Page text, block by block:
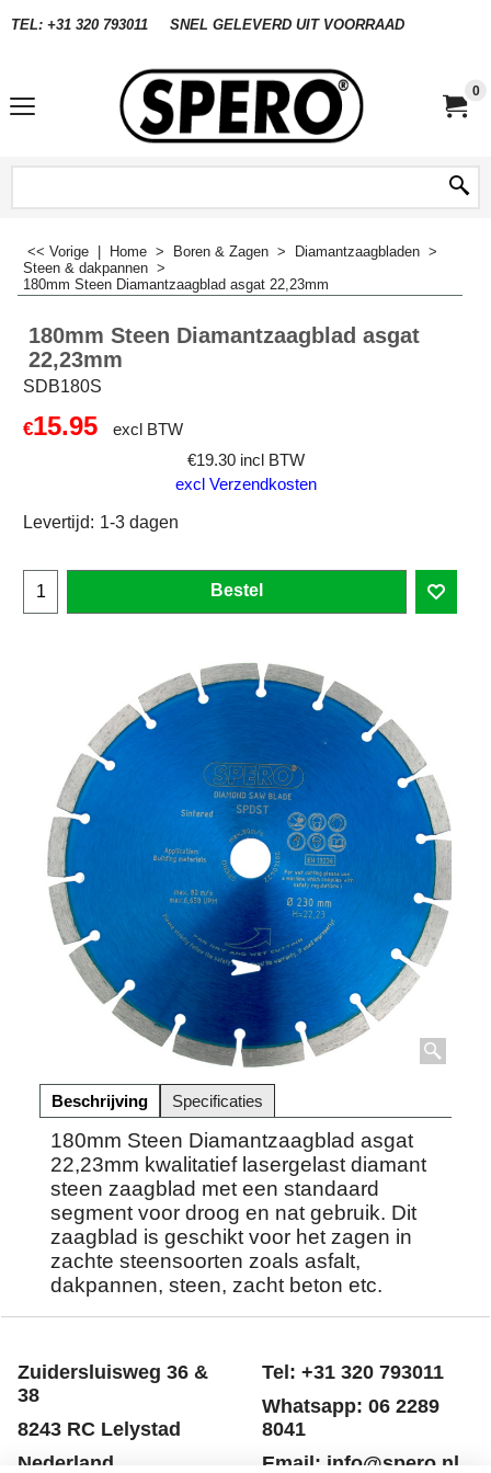
TEL: +31 320 793011 SNEL GELEVERD UIT VOORRAAD
0
<< Vorige Home > Boren & Zagen > Diamantzaagbladen >
Steen & dakpannen >
180mm Steen Diamantzaagblad asgat 22,23mm
180mm Steen Diamantzaagblad asgat
22,23mm
SDB180S
€15.95
excl BTW
€19.30 incl BTW
excl Verzendkosten
Levertijd: 1-3 dagen
Bestel
Beschrijving Specificaties
180mm Steen Diamantzaagblad asgat
22,23mm kwalitatief lasergelast diamant
steen zaagblad met een standaard
segment voor droog en nat gebruik. Dit
zaagblad is geschikt voor het zagen in
zachte steensoorten zoals asfalt,
dakpannen, steen, zacht beton etc.
Zuidersluisweg 36 &
38
8243 RC Lelystad
Nederland
Tel: +31 320 793011
Whatsapp: 06 2289
8041
Email: info@spero.nl